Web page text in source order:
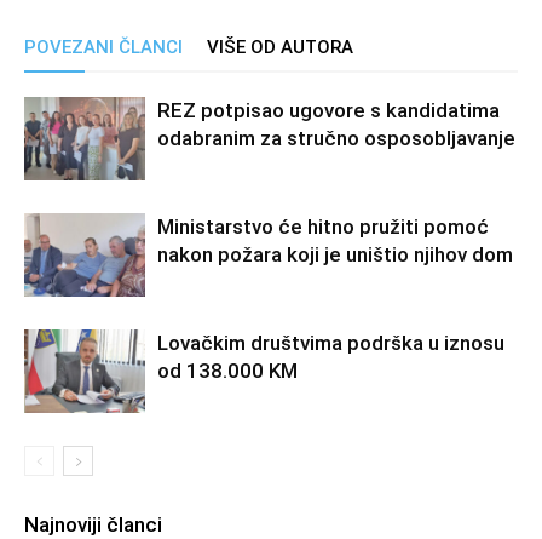
POVEZANI ČLANCI VIŠE OD AUTORA
REZ potpisao ugovore s kandidatima
odabranim za stručno osposobljavanje
Ministarstvo će hitno pružiti pomoć
nakon požara koji je uništio njihov dom
Lovačkim društvima podrška u iznosu
od 138.000 KM
Najnoviji članci